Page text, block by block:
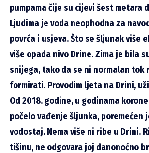
pumpama čije su cijevi šest metara
Ljudima je voda neophodna za
povrća i usjeva. Što se šljunak više
više opada nivo Drine. Zima je bila
snijega, tako da se ni normalan tok
formirati. Provodim ljeta na Drini,
Od 2018. godine, u godinama
počelo vađenje šljunka, poremećen
vodostaj. Nema više ni ribe u Drini.
tišinu, ne odgovara joj danonoćno